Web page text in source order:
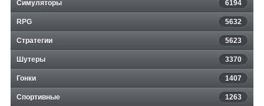
Симуляторы 6194
RPG 5632
Стратегии 5623
Шутеры 3370
Гонки 1407
Спортивные 1263